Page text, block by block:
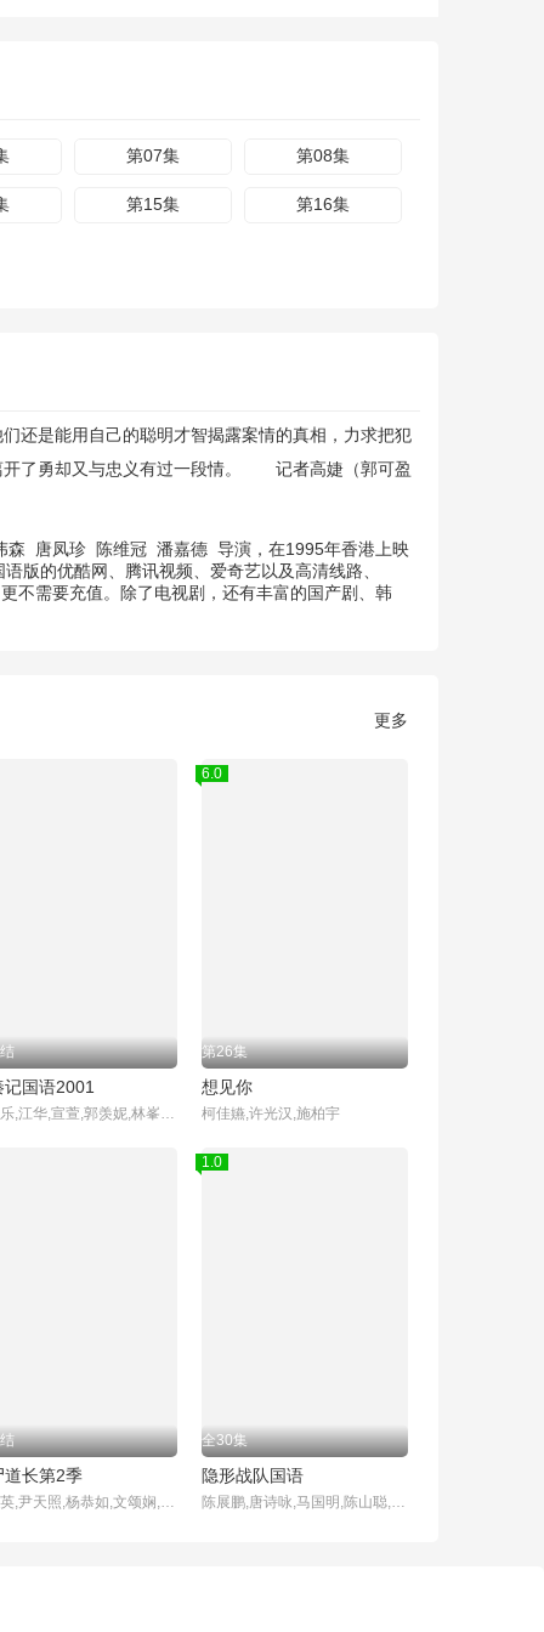
第07集 第08集
第15集 第16集
是能用自己的聪明才智揭露案情的真相，力求把犯
开了勇却又与忠义有过一段情。 记者高婕（郭可盈
森 唐凤珍 陈维冠 潘嘉德 导演，在1995年香港上映
版的优酷网、腾讯视频、爱奇艺以及高清线路、
不需要充值。除了电视剧，还有丰富的国产剧、韩
更多
记国语2001
古天乐,江华,宣萱,郭羡妮,林峯,滕丽名,郑雪儿,雪梨,郭锋
6.0
第26集
想见你
柯佳嬿,许光汉,施柏宇
道长第2季
林正英,尹天照,杨恭如,文颂娴,林文龙
1.0
全30集
隐形战队国语
陈展鹏,唐诗咏,马国明,陈山聪,江美仪,刘颖镟,刘佩玥,张颕康,陈自瑶,欧瑞伟,邓永健,朱斐斐,胡诺言,郭子豪,伍乐怡,郑启泰,彭怀安,庄思明,董敬文,许家杰,吴家乐,杨证桦,容天佑,赵希洛,阮浩棕,李嘉晋,李尔晨,陈国峰,潘冠霖,利颖怡,古天祥,袁镇业,冯素波,邵卓尧